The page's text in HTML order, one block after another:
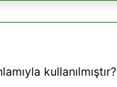
kullanılmıştır?